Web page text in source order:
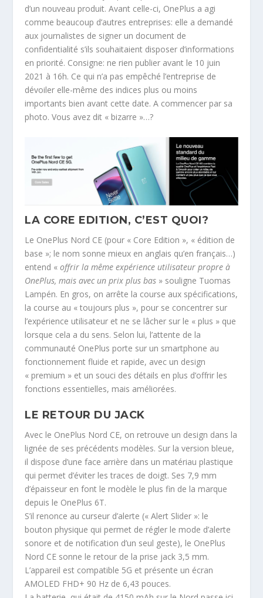
d’un nouveau produit. Avant celle-ci, OnePlus a agi
comme beaucoup d’autres entreprises: elle a demandé
aux journalistes de signer un document de
confidentialité s’ils souhaitaient disposer d’informations
en priorité. Consigne: ne rien publier avant le 10 juin
2021 à 16h. Ce qui n’a pas empêché l’entreprise de
dévoiler elle-même des indices plus ou moins
importants bien avant cette date. A commencer par sa
photo. Vous avez dit « bizarre »…?
LA CORE EDITION, C’EST QUOI?
Le OnePlus Nord CE (pour « Core Edition », « édition de
base »; le nom sonne mieux en anglais qu’en français…)
entend «offrir la même expérience utilisateur propre à
OnePlus, mais avec un prix plus bas » souligne Tuomas
Lampén. En gros, on arrête la course aux spécifications,
la course au « toujours plus », pour se concentrer sur
l’expérience utilisateur et ne se lâcher sur le « plus » que
lorsque cela a du sens. Selon lui, l’attente de la
communauté OnePlus porte sur un smartphone au
fonctionnement fluide et rapide, avec un design
« premium » et un souci des détails en plus d’offrir les
fonctions essentielles, mais améliorées.
LE RETOUR DU JACK
Avec le OnePlus Nord CE, on retrouve un design dans la
lignée de ses précédents modèles. Sur la version bleue,
il dispose d’une face arrière dans un matériau plastique
qui permet d’éviter les traces de doigt. Ses 7,9 mm
d’épaisseur en font le modèle le plus fin de la marque
depuis le OnePlus 6T.
S’il renonce au curseur d’alerte (« Alert Slider »: le
bouton physique qui permet de régler le mode d’alerte
sonore et de notification d’un seul geste), le OnePlus
Nord CE sonne le retour de la prise jack 3,5 mm.
L’appareil est compatible 5G et présente un écran
AMOLED FHD+ 90 Hz de 6,43 pouces.